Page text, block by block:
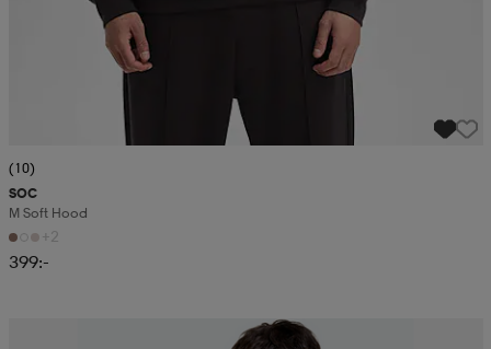
(10)
SOC
M Soft Hood
+2
399:-